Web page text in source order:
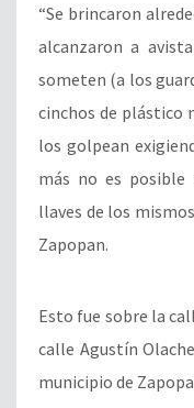
“Se brincaron
alcanzaron a
someten (a los
cinchos de plástico
los golpean
más no es
llaves de los
Zapopan.
Esto fue sobre la
calle Agustín
municipio de